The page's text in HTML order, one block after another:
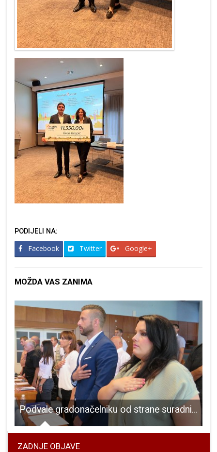
PODIJELI NA:
Facebook Twitter Google+
MOŽDA VAS ZANIMA
Podvale gradonačelniku od strane suradnika
ZADNJE OBJAVE